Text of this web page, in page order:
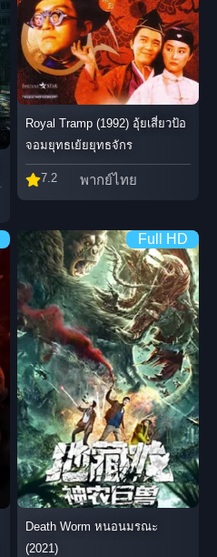
Royal Tramp (1992) อุ้ยเสี่ยวป้อ
จอมยุทธเย้ยยุทธจักร
7.2 พากย์ไทย
Full HD
Death Worm หนอนมรณะ
(2021)